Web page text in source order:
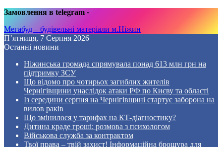
Замовлення в telegram -
Мегабуд – будівельні матеріали м.Ніжин
П’ятниця, 7 Серпня 2026
Останні новини
Ніжинська громада спрямувала понад 613 млн грн на
підтримку ЗСУ
Що відомо про чотирьох загиблих жителів
Чернігівщини унаслідок атаки РФ по Києву та області
Із середини серпня на Чернігівщині стартує заборона на
вилов раків
Що змінилося у тарифах на КТ-діагностику?
Дитина краде гроші: розмова з психологом
Військова служба за контрактом
Твої права – твій захист! Інформаційна брошура для